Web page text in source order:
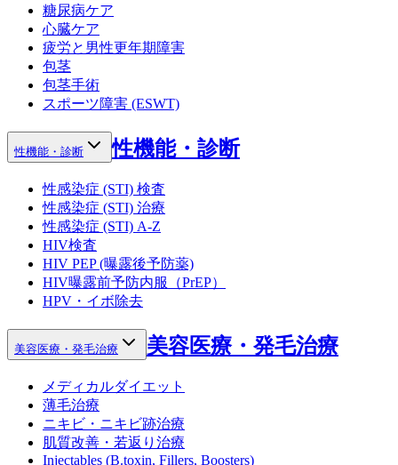
糖尿病ケア
心臓ケア
疲労と男性更年期障害
包茎
包茎手術
スポーツ障害 (ESWT)
性機能・診断 性機能・診断
性感染症 (STI) 検査
性感染症 (STI) 治療
性感染症 (STI) A-Z
HIV検査
HIV PEP (曝露後予防薬)
HIV曝露前予防内服（PrEP）
HPV・イボ除去
美容医療・発毛治療 美容医療・発毛治療
メディカルダイエット
薄毛治療
ニキビ・ニキビ跡治療
肌質改善・若返り治療
Injectables (B.toxin, Fillers, Boosters)